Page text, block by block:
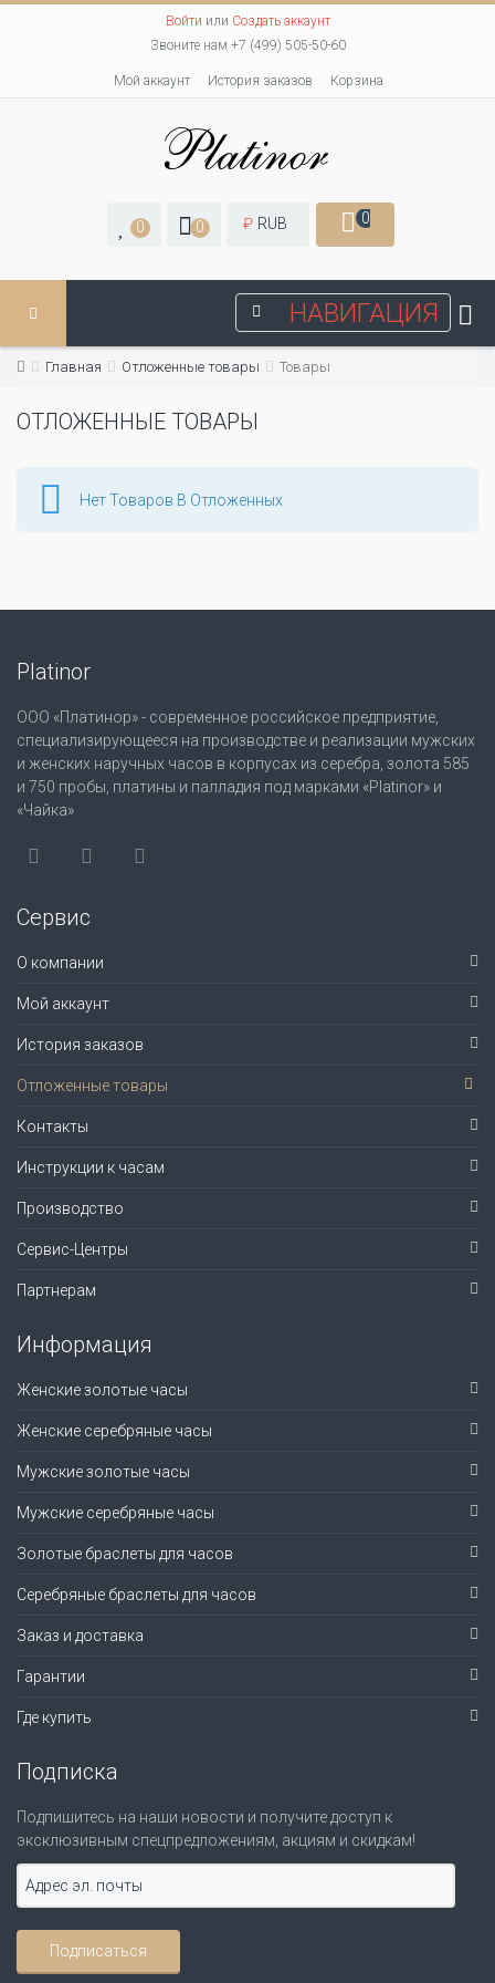
Войти или Создать аккаунт
Звоните нам +7 (499) 505-50-60
Мой аккаунт История заказов Корзина
0 0 ₽ RUB 0
НАВИГАЦИЯ
Главная Отложенные товары Товары
ОТЛОЖЕННЫЕ ТОВАРЫ
Нет Товаров В Отложенных
Platinor
ООО «Платинор» - современное российское предприятие,
специализирующееся на производстве и реализации мужских
и женских наручных часов в корпусах из серебра, золота 585
и 750 пробы, платины и палладия под марками «Platinor» и
«Чайка»
Сервис
О компании
Мой аккаунт
История заказов
Отложенные товары
Контакты
Инструкции к часам
Производство
Сервис-Центры
Партнерам
Информация
Женские золотые часы
Женские серебряные часы
Мужские золотые часы
Мужские серебряные часы
Золотые браслеты для часов
Серебряные браслеты для часов
Заказ и доставка
Гарантии
Где купить
Подписка
Подпишитесь на наши новости и получите доступ к
эксклюзивным спецпредложениям, акциям и скидкам!